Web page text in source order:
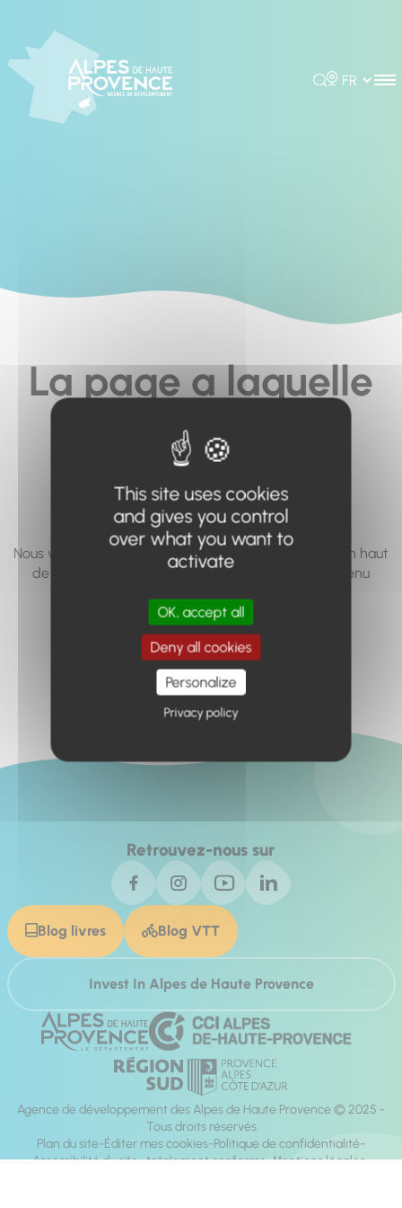
Rechercher
Choisir la
La page a laquelle
vous cherchez à
accéder n'existe
pas... ou plus.
Nous vous invitons à utiliser le moteur de recherche en haut
de page, ou à utiliser le menu pour trouver le contenu
Retour à l'accueil
Retrouvez-nous sur
Blog livres Blog VTT
Invest In Alpes de Haute Provence
Agence de développement des Alpes de Haute Provence © 2025 -
Tous droits réservés
Plan du site Éditer mes cookies Politique de confidentialité
Accessibilité du site : totalement conforme Mentions légales
This site uses cookies
and gives you control
over what you want to
activate
OK, accept all
Deny all cookies
Personalize
Privacy policy